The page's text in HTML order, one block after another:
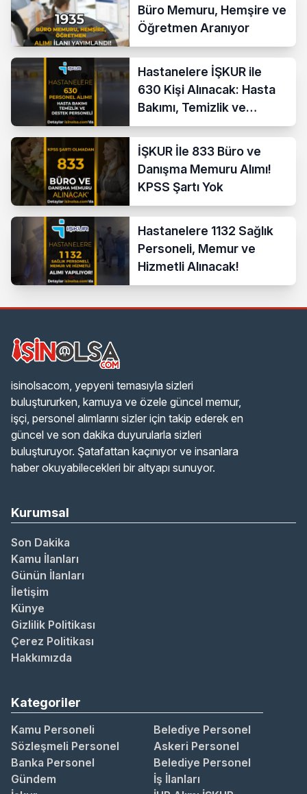
Büro Memuru, Hemşire ve
Öğretmen Aranıyor
Hastanelere İŞKUR ile
630 Kişi Alınacak: Hasta
Bakımı, Temizlik ve
Destek Personeli
İŞKUR İle 833 Büro ve
Danışma Memuru Alımı!
KPSS Şartı Yok
Hastanelere 1132 Sağlık
Personeli, Memur ve
Hizmetli Alınacak!
isinolsacom, yepyeni temasıyla sizleri
buluştururken, kamuya ve özele güncel memur,
işçi, personel alımlarını sizler için takip ederek en
güncel ve son dakika duyurularla sizleri
buluşturuyor. Şatafattan kaçınıyor ve insanlara
haber okuyabilecekleri bir altyapı sunuyor.
Kurumsal
Son Dakika
Kamu İlanları
Günün İlanları
İletişim
Künye
Gizlilik Politikası
Çerez Politikası
Hakkımızda
Kategoriler
Kamu Personeli
Belediye Personel
Sözleşmeli Personel
Askeri Personel
Banka Personel
Belediye Personel
Gündem
İş İlanları